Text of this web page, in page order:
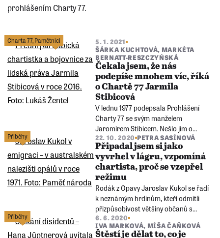
prohlášením Charty 77.
Charta 77,Pamětníci
5. 1. 2021
ŠÁRKA KUCHTOVÁ, MARKÉTA
BERNATT-RESZCZYŃSKÁ
Čekala jsem, že nás
podepíše mnohem víc, říká
o Chartě 77 Jarmila
Stibicová
V lednu 1977 podepsala Prohlášení
Charty 77 se svým manželem
Jaromírem Stibicem. Nešlo jim o
politiku, ale o dodržování lidských práv
v Československu, ke kterému se
komunistická moc zavázala.
Příběhy 22. 10. 2020 PETRA SASÍNOVÁ
Připadal jsem si jako
vyvrhel v lágru, vzpomíná
chartista, proč se vzepřel
režimu
Rodák z Opavy Jaroslav Kukol se řadí
k neznámým hrdinům, kteří odmítli
přizpůsobivost většiny občanů s
komunistickým režimem v
okupovaném Československu. Před
Příběhy
6. 6. 2020
IVA MARKOVÁ, MÍŠA ČAŇKOVÁ
Štěstí je dělat to, co je
stránka